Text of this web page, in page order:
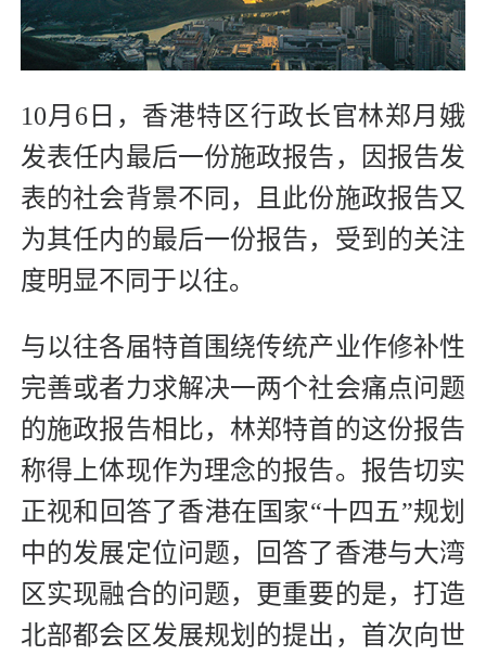
10月6日，香港特区行政长官林郑月娥
发表任内最后一份施政报告，因报告发
表的社会背景不同，且此份施政报告又
为其任内的最后一份报告，受到的关注
度明显不同于以往。
与以往各届特首围绕传统产业作修补性
完善或者力求解决一两个社会痛点问题
的施政报告相比，林郑特首的这份报告
称得上体现作为理念的报告。报告切实
正视和回答了香港在国家“十四五”规划
中的发展定位问题，回答了香港与大湾
区实现融合的问题，更重要的是，打造
北部都会区发展规划的提出，首次向世